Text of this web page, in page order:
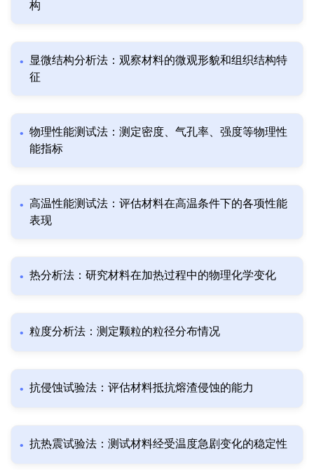
构
显微结构分析法：观察材料的微观形貌和组织结构特
征
物理性能测试法：测定密度、气孔率、强度等物理性
能指标
高温性能测试法：评估材料在高温条件下的各项性能
表现
热分析法：研究材料在加热过程中的物理化学变化
粒度分析法：测定颗粒的粒径分布情况
抗侵蚀试验法：评估材料抵抗熔渣侵蚀的能力
抗热震试验法：测试材料经受温度急剧变化的稳定性